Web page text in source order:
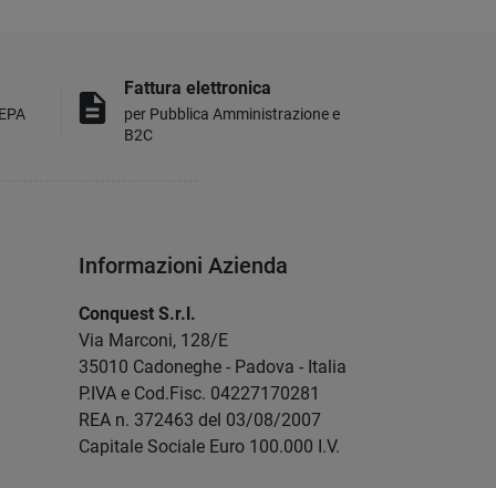
description
Fattura elettronica
per Pubblica Amministrazione e
B2C
Informazioni Azienda
Conquest S.r.l.
Via Marconi, 128/E
35010 Cadoneghe - Padova - Italia
P.IVA e Cod.Fisc. 04227170281
REA n. 372463 del 03/08/2007
Capitale Sociale Euro 100.000 I.V.